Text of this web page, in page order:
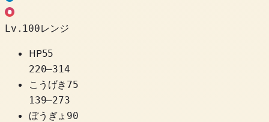
Lv.100レンジ
HP55
220–314
こうげき 75
139–273
ぼうぎょ 90